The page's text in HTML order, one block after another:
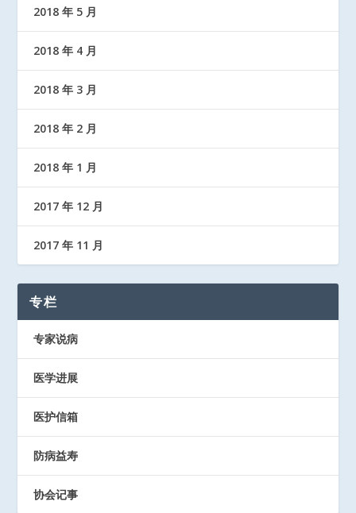
2018 年 5 月
2018 年 4 月
2018 年 3 月
2018 年 2 月
2018 年 1 月
2017 年 12 月
2017 年 11 月
专栏
专家说病
医学进展
医护信箱
防病益寿
协会记事